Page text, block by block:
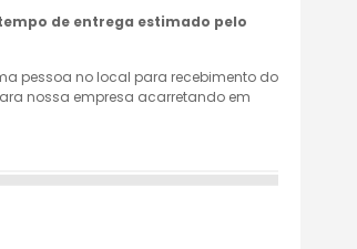
de entrega estimado pelo
pessoa no local para recebimento do
nossa empresa acarretando em